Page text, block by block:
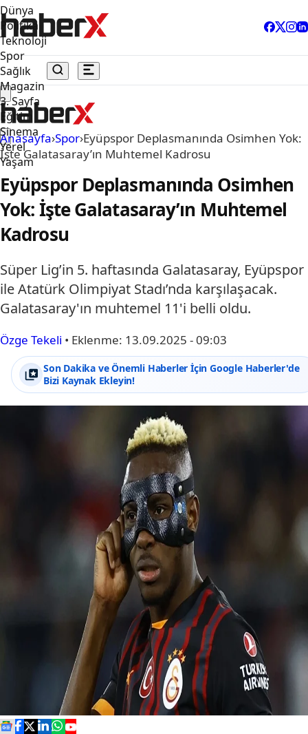
Dünya
Politika
Teknoloji
Spor
Sağlık
Magazin
3. Sayfa
Eğitim
Sinema
Yerel
Yaşam
Anasayfa›Spor›Eyüpspor Deplasmanında Osimhen Yok:
İşte Galatasaray’ın Muhtemel Kadrosu
Eyüpspor Deplasmanında Osimhen
Yok: İşte Galatasaray’ın Muhtemel
Kadrosu
Süper Lig’in 5. haftasında Galatasaray, Eyüpspor
ile Atatürk Olimpiyat Stadı’nda karşılaşacak.
Galatasaray'ın muhtemel 11'i belli oldu.
Özge Tekeli • Eklenme: 13.09.2025 - 09:03
Son Dakika ve Önemli Haberler İçin Google Haberler'de
Bizi Kaynak Ekleyin!